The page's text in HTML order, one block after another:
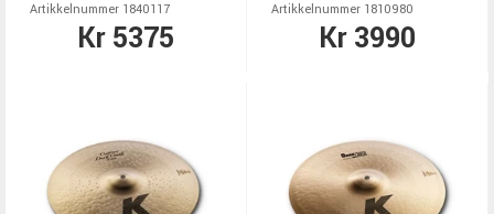
Artikkelnummer 1840117
Kr 5375
Artikkelnummer 1810980
Kr 3990